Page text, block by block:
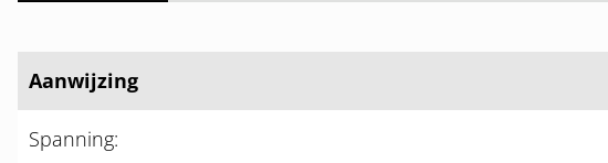
Aanwijzing
Spanning: